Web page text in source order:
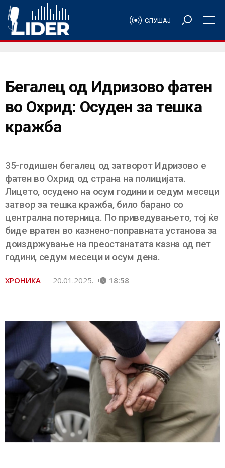
СЛУШАЈ
Бегалец од Идризово фатен
во Охрид: Осуден за тешка
кражба
35-годишен бегалец од затворот Идризово е
фатен во Охрид од страна на полицијата.
Лицето, осудено на осум години и седум месеци
затвор за тешка кражба, било баранo со
централна потерница. По приведувањето, тој ќе
биде вратен во казнено-поправната установа за
доиздржување на преостанатата казна од пет
години, седум месеци и осум дена.
ХРОНИКА 20.01.2025. 18:58